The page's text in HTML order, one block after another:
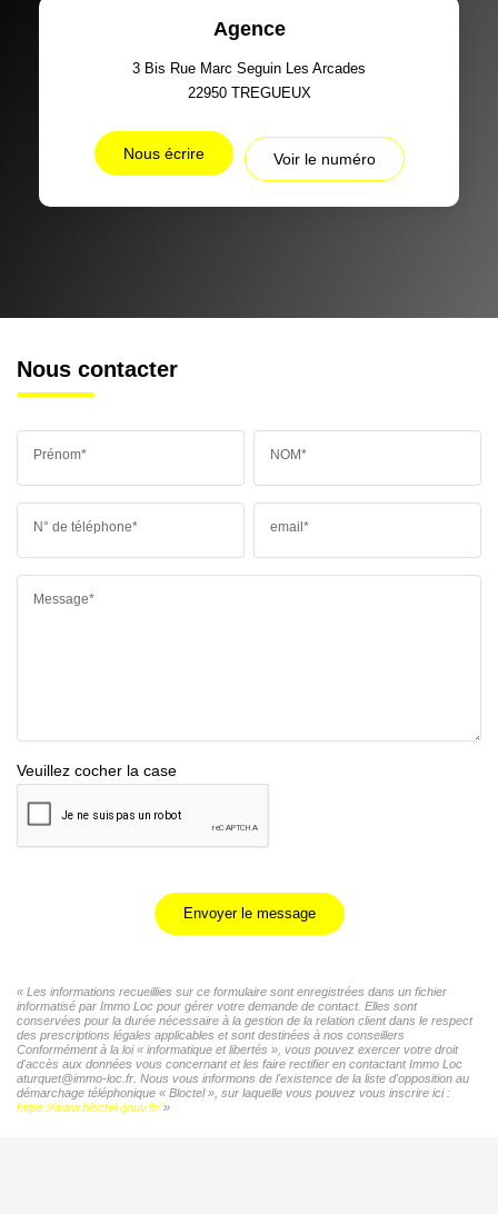
Agence
3 Bis Rue Marc Seguin Les Arcades
22950 TREGUEUX
Nous écrire Voir le numéro
Nous contacter
Prénom* NOM*
N° de téléphone* email*
Message*
Veuillez cocher la case
Envoyer le message
« Les informations recueillies sur ce formulaire sont enregistrées dans un fichier
informatisé par Immo Loc pour gérer votre demande de contact. Elles sont
conservées pour la durée nécessaire à la gestion de la relation client dans le respect
des prescriptions légales applicables et sont destinées à nos conseillers
Conformément à la loi « informatique et libertés », vous pouvez exercer votre droit
d'accès aux données vous concernant et les faire rectifier en contactant Immo Loc
aturquet@immo-loc.fr. Nous vous informons de l'existence de la liste d'opposition au
démarchage téléphonique « Bloctel », sur laquelle vous pouvez vous inscrire ici :
https://www.bloctel.gouv.fr/»